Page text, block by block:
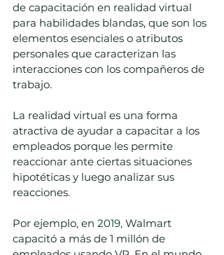
de capacitación en realidad virtual
para habilidades blandas, que son los
elementos esenciales o atributos
personales que caracterizan las
interacciones con los compañeros de
trabajo.
La realidad virtual es una forma
atractiva de ayudar a capacitar a los
empleados porque les permite
reaccionar ante ciertas situaciones
hipotéticas y luego analizar sus
reacciones.
Por ejemplo, en 2019, Walmart
capacitó a más de 1 millón de